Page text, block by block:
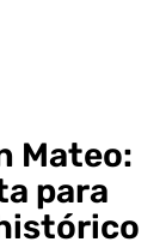
Mateo:
para